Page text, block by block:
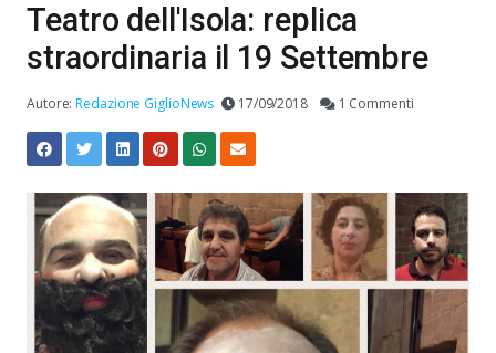
Teatro dell'Isola: replica
straordinaria il 19 Settembre
Autore:Redazione GiglioNews 17/09/2018 1 Commenti